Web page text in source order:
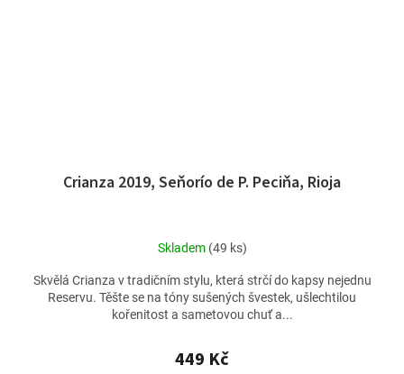
Crianza 2019, Seňorío de P. Peciňa, Rioja
Skladem (49 ks)
449 Kč
Skvělá Crianza v tradičním stylu, která strčí do kapsy nejednu
Reservu. Těšte se na tóny sušených švestek, ušlechtilou
kořenitost a sametovou chuť a...